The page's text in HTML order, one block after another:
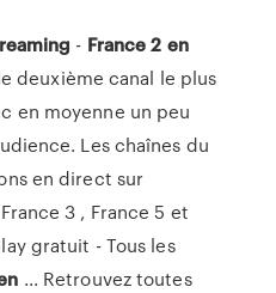
- France 2 en
deuxième canal le plus
en moyenne un peu
Les chaînes du
en direct sur
3 , France 5 et
gratuit - Tous les
... Retrouvez toutes